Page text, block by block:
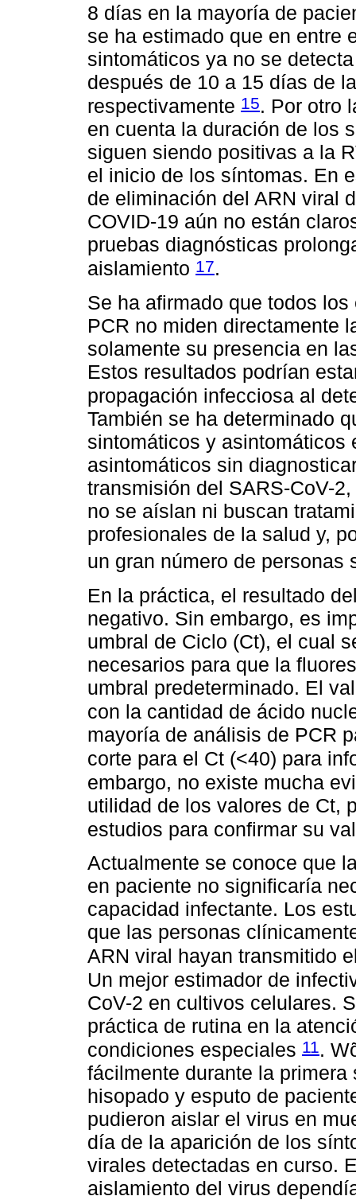
8 días en la mayoría de
se ha estimado que en entre
sintomáticos ya no se
después de 10 a 15 días de
respectivamente 15. Por otro
en cuenta la duración de los
siguen siendo positivas a la
el inicio de los síntomas. En
de eliminación del ARN viral
COVID-19 aún no están
pruebas diagnósticas
aislamiento 17.
Se ha afirmado que todos
PCR no miden directamente
solamente su presencia en
Estos resultados podrían
propagación infecciosa al
También se ha determinado
sintomáticos y asintomáticos
asintomáticos sin
transmisión del SARS-CoV-
no se aíslan ni buscan
profesionales de la salud y,
un gran número de personas
En la práctica, el resultado
negativo. Sin embargo, es
umbral de Ciclo (Ct), el cual
necesarios para que la
umbral predeterminado. El
con la cantidad de ácido
mayoría de análisis de PCR
corte para el Ct (<40) para
embargo, no existe mucha
utilidad de los valores de Ct,
estudios para confirmar su
Actualmente se conoce que
en paciente no significaría
capacidad infectante. Los
que las personas
ARN viral hayan transmitido
Un mejor estimador de
CoV-2 en cultivos celulares.
práctica de rutina en la
condiciones especiales 11 .
fácilmente durante la
hisopado y esputo de
pudieron aislar el virus en
día de la aparición de los
virales detectadas en curso.
aislamiento del virus